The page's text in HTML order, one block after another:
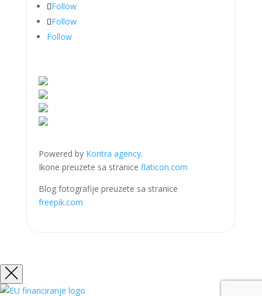
Follow
Follow
Follow
Powered byKontra agency.
Ikone preuzete sa stranice flaticon.com
Blog fotografije preuzete sa stranice
freepik.com